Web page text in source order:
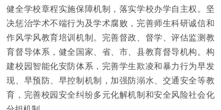
健全学校章程实施保障机制，落实学校办学自主权。坚
决惩治学术不端行为及学术腐败，完善师生科研诚信和
作风学风教育培训机制。完善督政、督学、评估监测教
育督导体系，健全国家、省、市、县教育督导机构。构
建校园智能化安防体系，完善学生欺凌和暴力行为早发
现、早预防、早控制机制，加强防溺水、交通安全等教
育，完善校园安全纠纷多元化解机制和安全风险社会化